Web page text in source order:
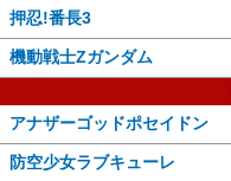
押忍!番長3
機動戦士Zガンダム
アナザーゴッドポセイドン
防空少女ラブキューレ